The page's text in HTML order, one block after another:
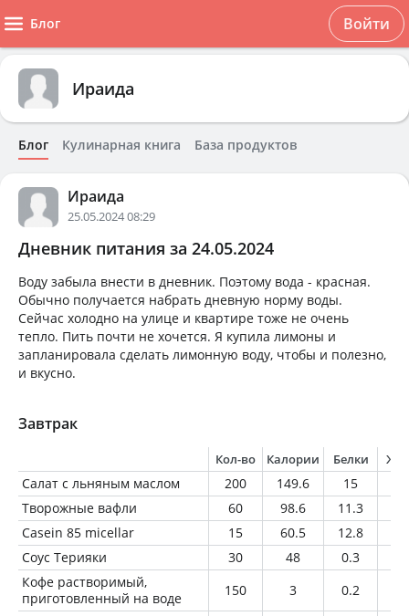
Блог Войти
Ираида
Блог Кулинарная книга База продуктов
Ираида
25.05.2024 08:29
Дневник питания за 24.05.2024
Воду забыла внести в дневник. Поэтому вода - красная.
Обычно получается набрать дневную норму воды.
Сейчас холодно на улице и квартире тоже не очень
тепло. Пить почти не хочется. Я купила лимоны и
запланировала сделать лимонную воду, чтобы и полезно,
и вкусно.
Завтрак
Кол-во Калории Белки
Салат с льняным маслом 200 149.6 15
Творожные вафли
60 98.6 11.3
Casein 85 micellar
15 60.5 12.8
Соус Терияки
30 48 0.3
Кофе растворимый,
приготовленный на воде
150 3 0.2